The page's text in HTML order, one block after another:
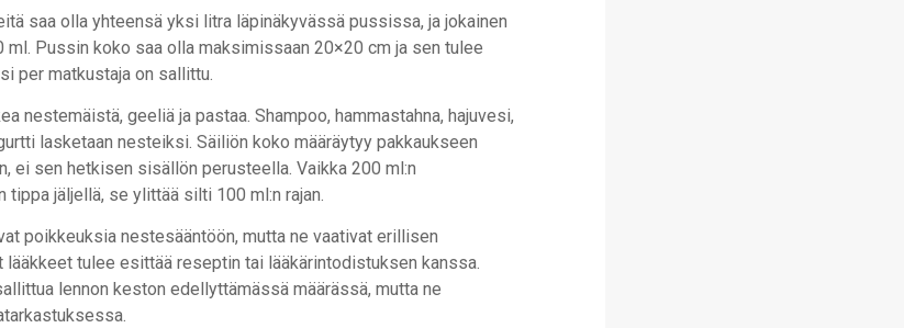
saa olla yhteensä yksi litra läpinäkyvässä pussissa, ja jokainen
ml. Pussin koko saa olla maksimissaan 20×20 cm ja sen tulee
per matkustaja on sallittu.
nestemäistä, geeliä ja pastaa. Shampoo, hammastahna, hajuvesi,
lasketaan nesteiksi. Säiliön koko määräytyy pakkaukseen
ei sen hetkisen sisällön perusteella. Vaikka 200 ml:n
jäljellä, se ylittää silti 100 ml:n rajan.
poikkeuksia nestesääntöön, mutta ne vaativat erillisen
tulee esittää reseptin tai lääkärintodistuksen kanssa.
lennon keston edellyttämässä määrässä, mutta ne